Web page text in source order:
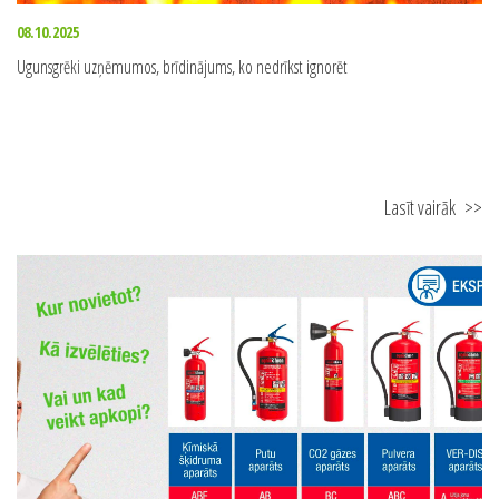
08.10.2025
Ugunsgrēki uzņēmumos, brīdinājums, ko nedrīkst ignorēt
Lasīt vairāk >>